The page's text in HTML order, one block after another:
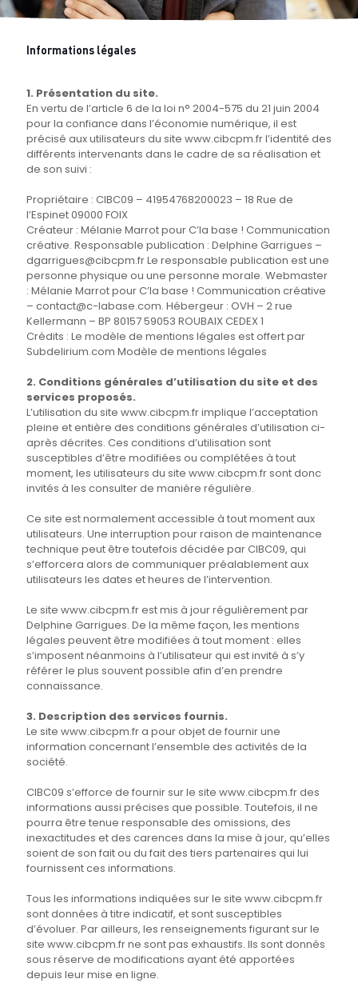
Informations légales
1. Présentation du site.
En vertu de l’article 6 de la loi n° 2004-575 du 21 juin 2004
pour la confiance dans l’économie numérique, il est
précisé aux utilisateurs du site www.cibcpm.fr l’identité des
différents intervenants dans le cadre de sa réalisation et
de son suivi :
Propriétaire : CIBC09 – 41954768200023 – 18 Rue de
l’Espinet 09000 FOIX
Créateur : Mélanie Marrot pour C’la base ! Communication
créative. Responsable publication : Delphine Garrigues –
dgarrigues@cibcpm.fr Le responsable publication est une
personne physique ou une personne morale. Webmaster
: Mélanie Marrot pour C’la base ! Communication créative
– contact@c-labase.com. Hébergeur : OVH – 2 rue
Kellermann – BP 80157 59053 ROUBAIX CEDEX 1
Crédits : Le modèle de mentions légales est offert par
Subdelirium.com Modèle de mentions légales
2. Conditions générales d’utilisation du site et des
services proposés.
L’utilisation du site www.cibcpm.fr implique l’acceptation
pleine et entière des conditions générales d’utilisation ci-
après décrites. Ces conditions d’utilisation sont
susceptibles d’être modifiées ou complétées à tout
moment, les utilisateurs du site www.cibcpm.fr sont donc
invités à les consulter de manière régulière.
Ce site est normalement accessible à tout moment aux
utilisateurs. Une interruption pour raison de maintenance
technique peut être toutefois décidée par CIBC09, qui
s’efforcera alors de communiquer préalablement aux
utilisateurs les dates et heures de l’intervention.
Le site www.cibcpm.fr est mis à jour régulièrement par
Delphine Garrigues. De la même façon, les mentions
légales peuvent être modifiées à tout moment : elles
s’imposent néanmoins à l’utilisateur qui est invité à s’y
référer le plus souvent possible afin d’en prendre
connaissance.
3. Description des services fournis.
Le site www.cibcpm.fr a pour objet de fournir une
information concernant l’ensemble des activités de la
société.
CIBC09 s’efforce de fournir sur le site www.cibcpm.fr des
informations aussi précises que possible. Toutefois, il ne
pourra être tenue responsable des omissions, des
inexactitudes et des carences dans la mise à jour, qu’elles
soient de son fait ou du fait des tiers partenaires qui lui
fournissent ces informations.
Tous les informations indiquées sur le site www.cibcpm.fr
sont données à titre indicatif, et sont susceptibles
d’évoluer. Par ailleurs, les renseignements figurant sur le
site www.cibcpm.fr ne sont pas exhaustifs. Ils sont donnés
sous réserve de modifications ayant été apportées
depuis leur mise en ligne.